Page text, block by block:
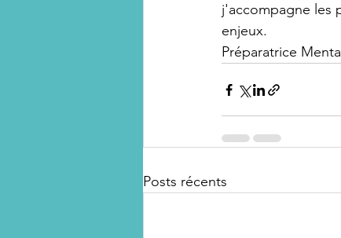
j'accompagne les
enjeux.
Préparatrice
Posts récents